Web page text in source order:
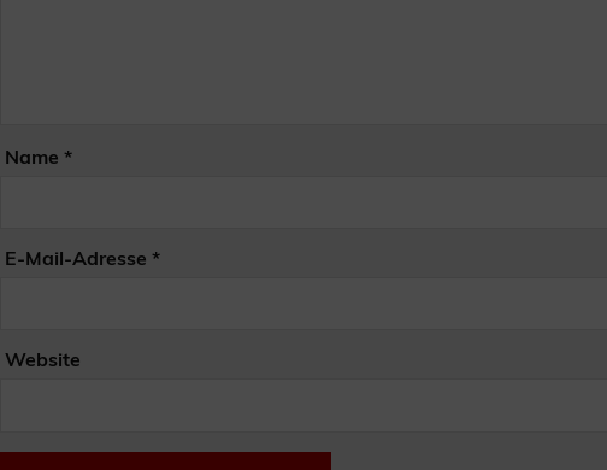
Name*
E-Mail-Adresse*
Website